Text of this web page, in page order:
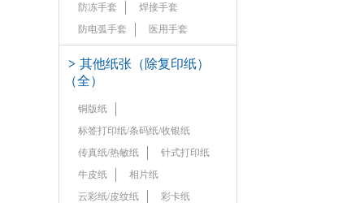
防冻手套
焊接手套
防电弧手套
医用手套
> 其他纸张（除复印纸）
（全）
铜版纸
标签打印纸/条码纸/收银纸
传真纸/热敏纸
针式打印纸
牛皮纸
相片纸
云彩纸/皮纹纸
彩卡纸